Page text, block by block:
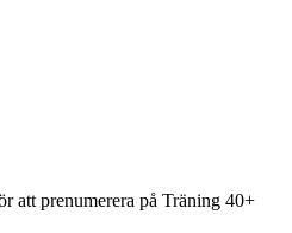
att prenumerera på Träning 40+